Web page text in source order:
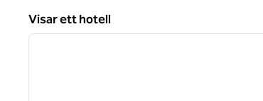
Visar ett hotell
Visar ett hotell
1 av 12